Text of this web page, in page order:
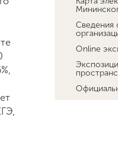
Сведения
Online